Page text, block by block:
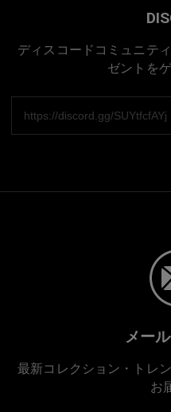
ディスコードコミュニテ
ゼントを
メー
最新コレクション・トレ
お